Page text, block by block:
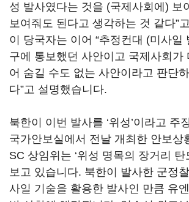
성 발사였다는 것을 (국제사회에) 보
보여줘도 된다고 생각하는 것 같다”
이 당국자는 이어 “추정컨대 (미사일
구에 통보했던 사안이고 국제사회가
어 숨길 수도 없는 사안이라고 판단
다”고 설명했습니다.
북한이 이번 발사를 ‘위성’이라고 주
국가안보실에서 전날 개최한 안보상
SC 상임위는 ‘위성 명목의 장거리 탄
보고 있습니다. 북한이 발사한 군정
사일 기술을 활용한 발사인 만큼 유